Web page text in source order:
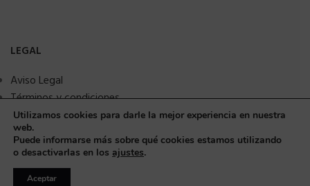
LEGAL
Aviso Legal
Términos y condiciones
Política de privacidad
Política de Cookies
Seguridad y protección a compradores
Utilizamos cookies para darle la mejor experiencia en nuestra
web.
Puede informarse más sobre qué cookies estamos utilizando
o desactivarlas en los ajustes.
Aceptar